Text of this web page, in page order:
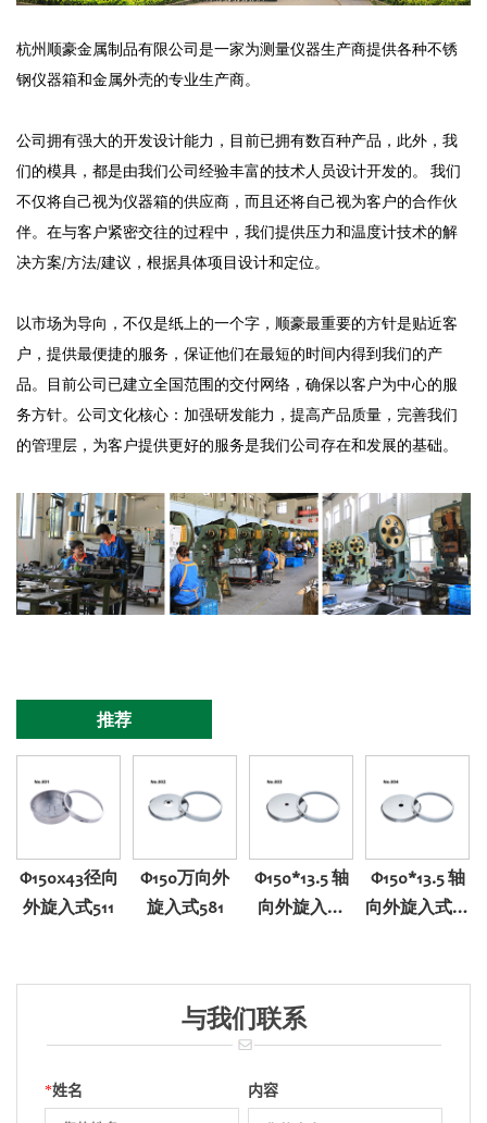
杭州顺豪金属制品有限公司是一家为测量仪器生产商提供各种不锈
钢仪器箱和金属外壳的专业生产商。
公司拥有强大的开发设计能力，目前已拥有数百种产品，此外，我
们的模具，都是由我们公司经验丰富的技术人员设计开发的。 我们
不仅将自己视为仪器箱的供应商，而且还将自己视为客户的合作伙
伴。在与客户紧密交往的过程中，我们提供压力和温度计技术的解
决方案/方法/建议，根据具体项目设计和定位。
以市场为导向，不仅是纸上的一个字，顺豪最重要的方针是贴近客
户，提供最便捷的服务，保证他们在最短的时间内得到我们的产
品。目前公司已建立全国范围的交付网络，确保以客户为中心的服
务方针。公司文化核心：加强研发能力，提高产品质量，完善我们
的管理层，为客户提供更好的服务是我们公司存在和发展的基础。
推荐
Φ150x43径向
外旋入式511
Φ150万向外
旋入式581
Φ150*13.5 轴
向外旋入式
Φ150*13.5 轴
向外旋入式带
与我们联系
*姓名 内容